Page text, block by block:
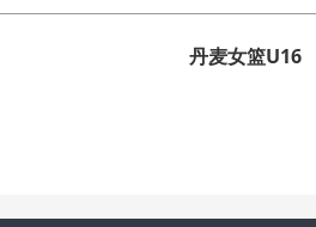
丹麦女篮U16